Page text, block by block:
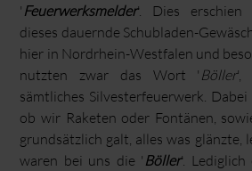
' Feuerwerksmelder'. Dies erschien
dieses dauernde Schubladen-
hier in Nordrhein-Westfalen und
nutzten zwar das Wort ' Böller',
sämtliches Silvesterfeuerwerk.
ob wir Raketen oder Fontänen,
grundsätzlich galt, alles was glänzte,
waren bei uns die ' Böller'. Lediglich